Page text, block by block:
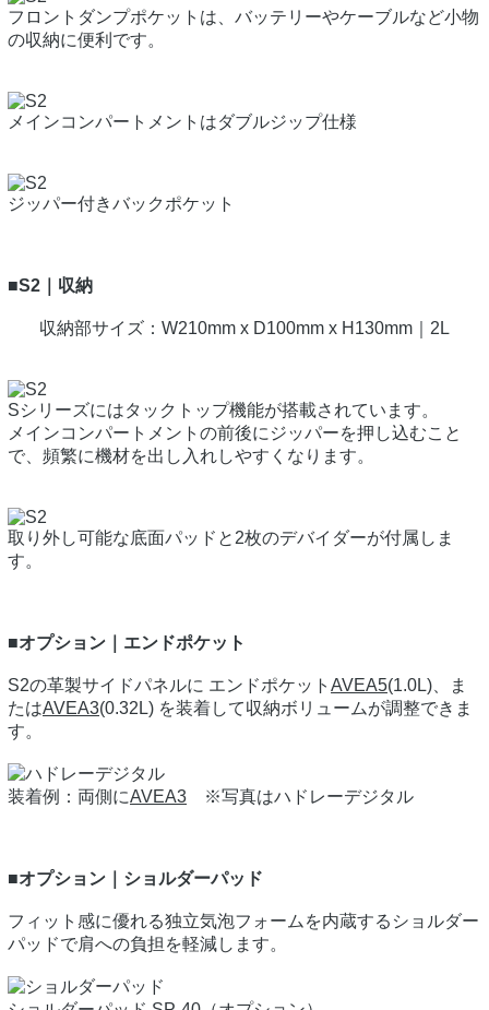
フロントダンプポケットは、バッテリーやケーブルなど小物
の収納に便利です。
メインコンパートメントはダブルジップ仕様
ジッパー付きバックポケット
■S2｜収納
収納部サイズ：W210mm x D100mm x H130mm｜2L
Sシリーズにはタックトップ機能が搭載されています。
メインコンパートメントの前後にジッパーを押し込むこと
で、頻繁に機材を出し入れしやすくなります。
取り外し可能な底面パッドと2枚のデバイダーが付属しま
す。
■オプション｜エンドポケット
S2の革製サイドパネルに エンドポケット AVEA5(1.0L)、ま
たはAVEA3(0.32L) を装着して収納ボリュームが調整できま
す。
装着例：両側にAVEA3 ※写真はハドレーデジタル
■オプション｜ショルダーパッド
フィット感に優れる独立気泡フォームを内蔵するショルダー
パッドで肩への負担を軽減します。